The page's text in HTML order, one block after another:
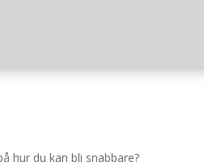
hur du kan bli snabbare?